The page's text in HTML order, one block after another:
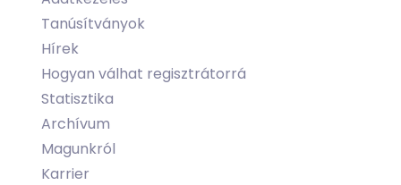
Tanúsítványok
Hírek
Hogyan válhat regisztrátorrá
Statisztika
Archívum
Magunkról
Karrier